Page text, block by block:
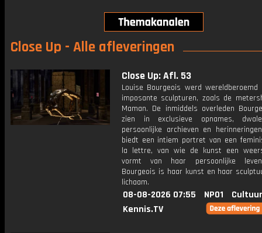
Close Up - Alle afleveringen
Close Up: Afl. 53
Louise Bourgeois werd
imposante sculpturen, zoals de
Maman. De inmiddels overleden
zien in exclusieve opnames,
persoonlijke archieven en
biedt een intiem portret van een
la lettre, van wie de kunst een
vormt van haar persoonlijke
Bourgeois is haar kunst en haar
lichaam.
08-08-2026 07:55 NPO1
Kennis.TV